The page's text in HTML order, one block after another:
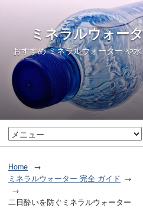
ミネラルウォー
おすすめ ミネラルウォーター や
Home
ミネラルウォーター 完全 ガイド
二日酔いを防ぐミネラルウォーター